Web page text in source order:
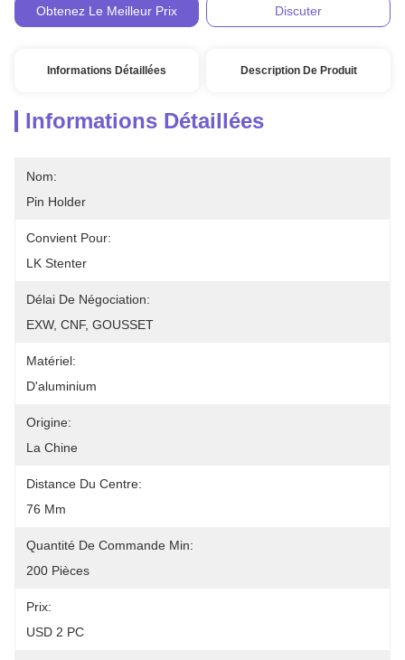
Obtenez Le Meilleur Prix Discuter
Informations Détaillées Description De Produit
Informations Détaillées
Nom:
Pin Holder
Convient Pour:
LK Stenter
Délai De Négociation:
EXW, CNF, GOUSSET
Matériel:
D'aluminium
Origine:
La Chine
Distance Du Centre:
76 Mm
Quantité De Commande Min:
200 Pièces
Prix:
USD 2 PC